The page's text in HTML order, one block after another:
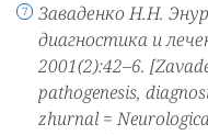
Заваденко Н.Н.
диагностика и
2001(2):42–6.
pathogenesis,
zhurnal =